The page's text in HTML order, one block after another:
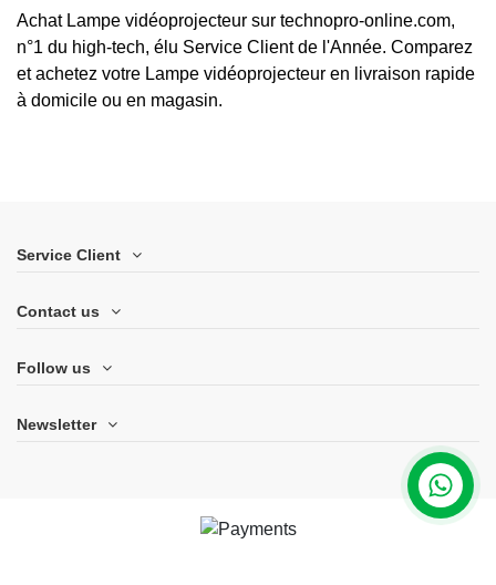
Achat Lampe vidéoprojecteur sur technopro-online.com,
n°1 du high-tech, élu Service Client de l'Année. Comparez
et achetez votre Lampe vidéoprojecteur en livraison rapide
à domicile ou en magasin.
Service Client
Contact us
Follow us
Newsletter